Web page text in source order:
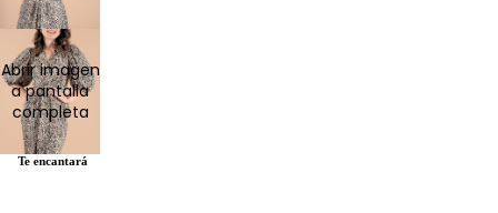
Abrir imagen
a pantalla
completa
Te encantará